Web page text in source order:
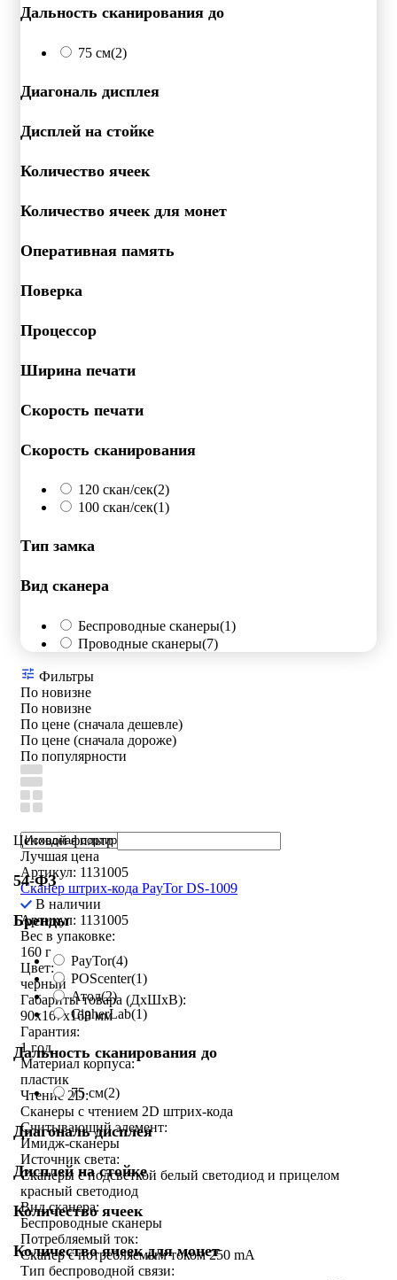
Дальность сканирования до
75 см(2)
Диагональ дисплея
Дисплей на стойке
Количество ячеек
Количество ячеек для монет
Оперативная память
Поверка
Процессор
Ширина печати
Скорость печати
Скорость сканирования
120 скан/сек(2)
100 скан/сек(1)
Тип замка
Вид сканера
Беспроводные сканеры(1)
Проводные сканеры(7)
Фильтры
По новизне
По новизне
По цене (сначала дешевле)
По цене (сначала дороже)
По популярности
Ценовой фильтр
54-ФЗ
Бренды
PayTor(4)
POScenter(1)
Атол(2)
CipherLab(1)
Дальность сканирования до
75 см(2)
Диагональ дисплея
Дисплей на стойке
Количество ячеек
Количество ячеек для монет
Лучшая цена
Артикул: 1131005
Сканер штрих-кода PayTor DS-1009
В наличии
Артикул: 1131005
Вес в упаковке:
160 г
Цвет:
черный
Габариты товара (ДxШxВ):
90x167x168 мм
Гарантия:
1 год
Материал корпуса:
пластик
Чтение 2D:
Сканеры с чтением 2D штрих-кода
Считывающий элемент:
Имидж-сканеры
Источник света:
Сканеры с подсветкой белый светодиод и прицелом
красный светодиод
Вид сканера:
Беспроводные сканеры
Потребляемый ток:
Сканер с потребляемым током 250 mA
Тип беспроводной связи: